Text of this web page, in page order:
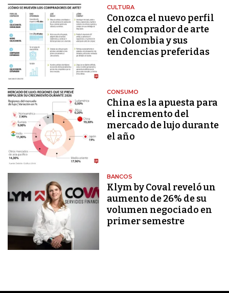
CULTURA
Conozca el nuevo perfil
del comprador de arte
en Colombia y sus
tendencias preferidas
CONSUMO
China es la apuesta para
el incremento del
mercado de lujo durante
el año
BANCOS
Klym by Coval reveló un
aumento de 26% de su
volumen negociado en
primer semestre